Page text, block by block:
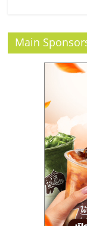
แฟ
ไชส์,
รวม
แฟ
Main